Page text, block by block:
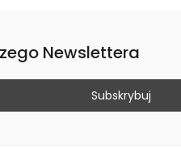
Newslettera